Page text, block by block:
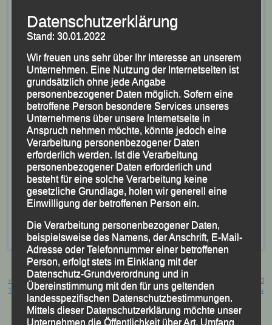
blieben die Uhren nach 32:50 Minuten stehen, was für
ihn Platz Zwei in der AK M 45 bedeutete.
In 30:41 Minuten gewann die Bayerische
MarathonmeisterinSusanne Schreindl
Gesamtwertung bei den Damen und verwies Katarina
Chochulova und Kerstin Gahr auf die weiteren Plätze.
Jasmin Niederhofer, die sich für die 4.200-m-Distanz,
den sog. „b-plus Pole Position-Lauf“ entschieden hatte,
kam nach 19:27 Minuten überquerte als Fünfte des
Gesamteinlaufs und Siegerin ihrer AK W 30 die
Ziellinie.
VeröffentlichtinAktuelles
Beitragsnavigation
←
Abendlauf Landshut – Münchnerau,
19. Juli 2019
Bayerische Meisterschaft U23 und
U16 Regensburg, 20. / 21. Juli 2019
→
Datenschutzerklärung
Stand: 30.01.2022
Wir freuen uns sehr über Ihr Interesse an unserem
Unternehmen. Eine Nutzung der Internetseiten ist
grundsätzlich ohne jede Angabe
personenbezogener Daten möglich. Sofern eine
betroffene Person besondere Services unseres
Unternehmens über unsere Internetseite in
Anspruch nehmen möchte, könnte jedoch eine
Verarbeitung personenbezogener Daten
erforderlich werden. Ist die Verarbeitung
personenbezogener Daten erforderlich und
besteht für eine solche Verarbeitung keine
gesetzliche Grundlage, holen wir generell eine
Einwilligung der betroffenen Person ein.
Die Verarbeitung personenbezogener Daten,
beispielsweise des Namens, der Anschrift, E-Mail-
Adresse oder Telefonnummer einer betroffenen
Person, erfolgt stets im Einklang mit der
Datenschutz-Grundverordnung und in
Übereinstimmung mit den für uns geltenden
landesspezifischen Datenschutzbestimmungen.
Mittels dieser Datenschutzerklärung möchte unser
Unternehmen die Öffentlichkeit über Art, Umfang